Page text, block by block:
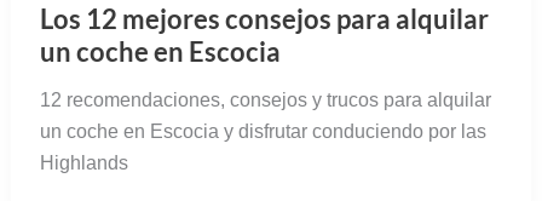
Los 12 mejores consejos para alquilar
un coche en Escocia
12 recomendaciones, consejos y trucos para alquilar
un coche en Escocia y disfrutar conduciendo por las
Highlands